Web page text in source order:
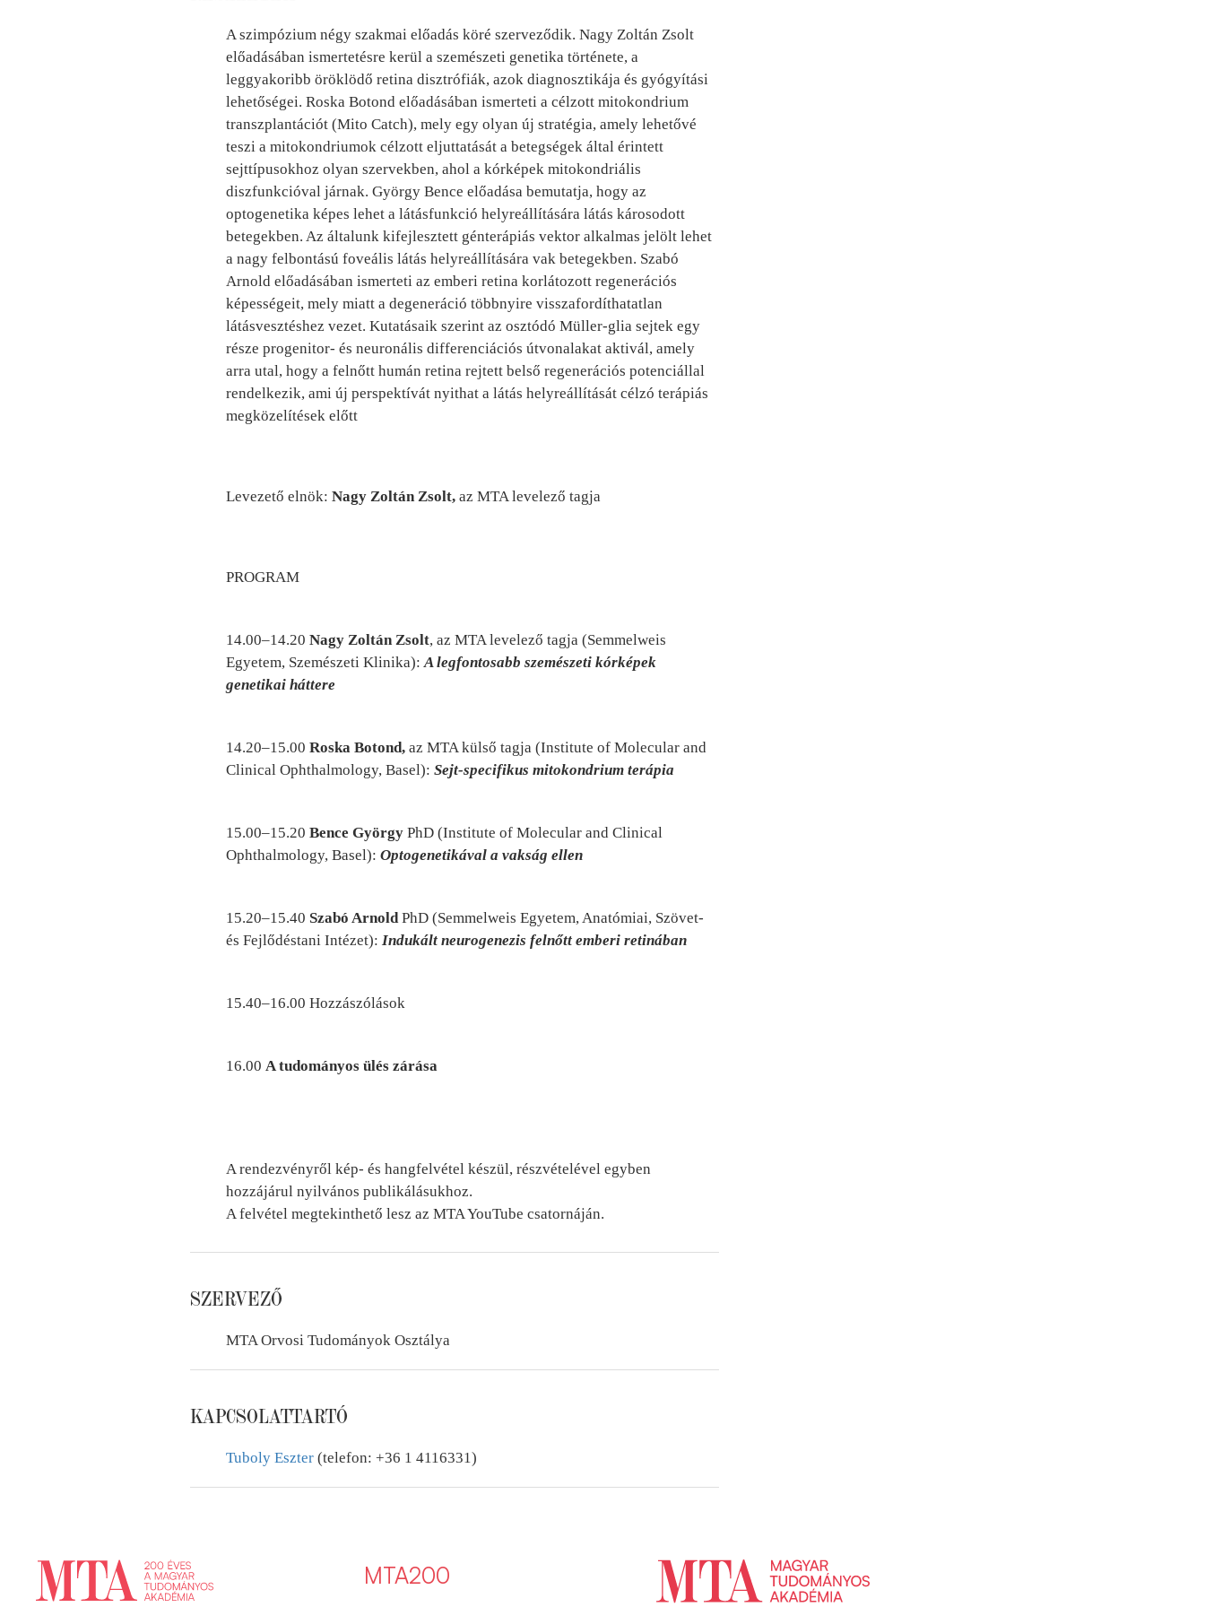
A szimpózium négy szakmai előadás köré szerveződik. Nagy Zoltán Zsolt
előadásában ismertetésre kerül a szemészeti genetika története, a
leggyakoribb öröklödő retina disztrófiák, azok diagnosztikája és gyógyítási
lehetőségei. Roska Botond előadásában ismerteti a célzott mitokondrium
transzplantációt (Mito Catch), mely egy olyan új stratégia, amely lehetővé
teszi a mitokondriumok célzott eljuttatását a betegségek által érintett
sejttípusokhoz olyan szervekben, ahol a kórképek mitokondriális
diszfunkcióval járnak. György Bence előadása bemutatja, hogy az
optogenetika képes lehet a látásfunkció helyreállítására látás károsodott
betegekben. Az általunk kifejlesztett génterápiás vektor alkalmas jelölt lehet
a nagy felbontású foveális látás helyreállítására vak betegekben. Szabó
Arnold előadásában ismerteti az emberi retina korlátozott regenerációs
képességeit, mely miatt a degeneráció többnyire visszafordíthatatlan
látásvesztéshez vezet. Kutatásaik szerint az osztódó Müller-glia sejtek egy
része progenitor- és neuronális differenciációs útvonalakat aktivál, amely
arra utal, hogy a felnőtt humán retina rejtett belső regenerációs potenciállal
rendelkezik, ami új perspektívát nyithat a látás helyreállítását célzó terápiás
megközelítések előtt
Levezető elnök: Nagy Zoltán Zsolt, az MTA levelező tagja
PROGRAM
14.00–14.20 Nagy Zoltán Zsolt, az MTA levelező tagja (Semmelweis
Egyetem, Szemészeti Klinika): A legfontosabb szemészeti kórképek
genetikai háttere
14.20–15.00 Roska Botond, az MTA külső tagja (Institute of Molecular and
Clinical Ophthalmology, Basel): Sejt-specifikus mitokondrium terápia
15.00–15.20 Bence György PhD (Institute of Molecular and Clinical
Ophthalmology, Basel): Optogenetikával a vakság ellen
15.20–15.40 Szabó Arnold PhD (Semmelweis Egyetem, Anatómiai, Szövet-
és Fejlődéstani Intézet): Indukált neurogenezis felnőtt emberi retinában
15.40–16.00 Hozzászólások
16.00 A tudományos ülés zárása
A rendezvényről kép- és hangfelvétel készül, részvételével egyben
hozzájárul nyilvános publikálásukhoz.
A felvétel megtekinthető lesz az MTA YouTube csatornáján.
SZERVEZŐ
MTA Orvosi Tudományok Osztálya
KAPCSOLATTARTÓ
Tuboly Eszter (telefon: +36 1 4116331)
MTA200